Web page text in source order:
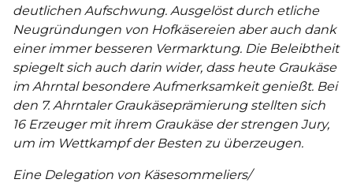
deutlichen Aufschwung. Ausgelöst durch etliche
Neugründungen von Hofkäsereien aber auch dank
einer immer besseren Vermarktung. Die Beleibtheit
spiegelt sich auch darin wider, dass heute Graukäse
im Ahrntal besondere Aufmerksamkeit genießt. Bei
den 7. Ahrntaler Graukäseprämierung stellten sich
16 Erzeuger mit ihrem Graukäse der strengen Jury,
um im Wettkampf der Besten zu überzeugen.
Eine Delegation von Käsesommeliers/